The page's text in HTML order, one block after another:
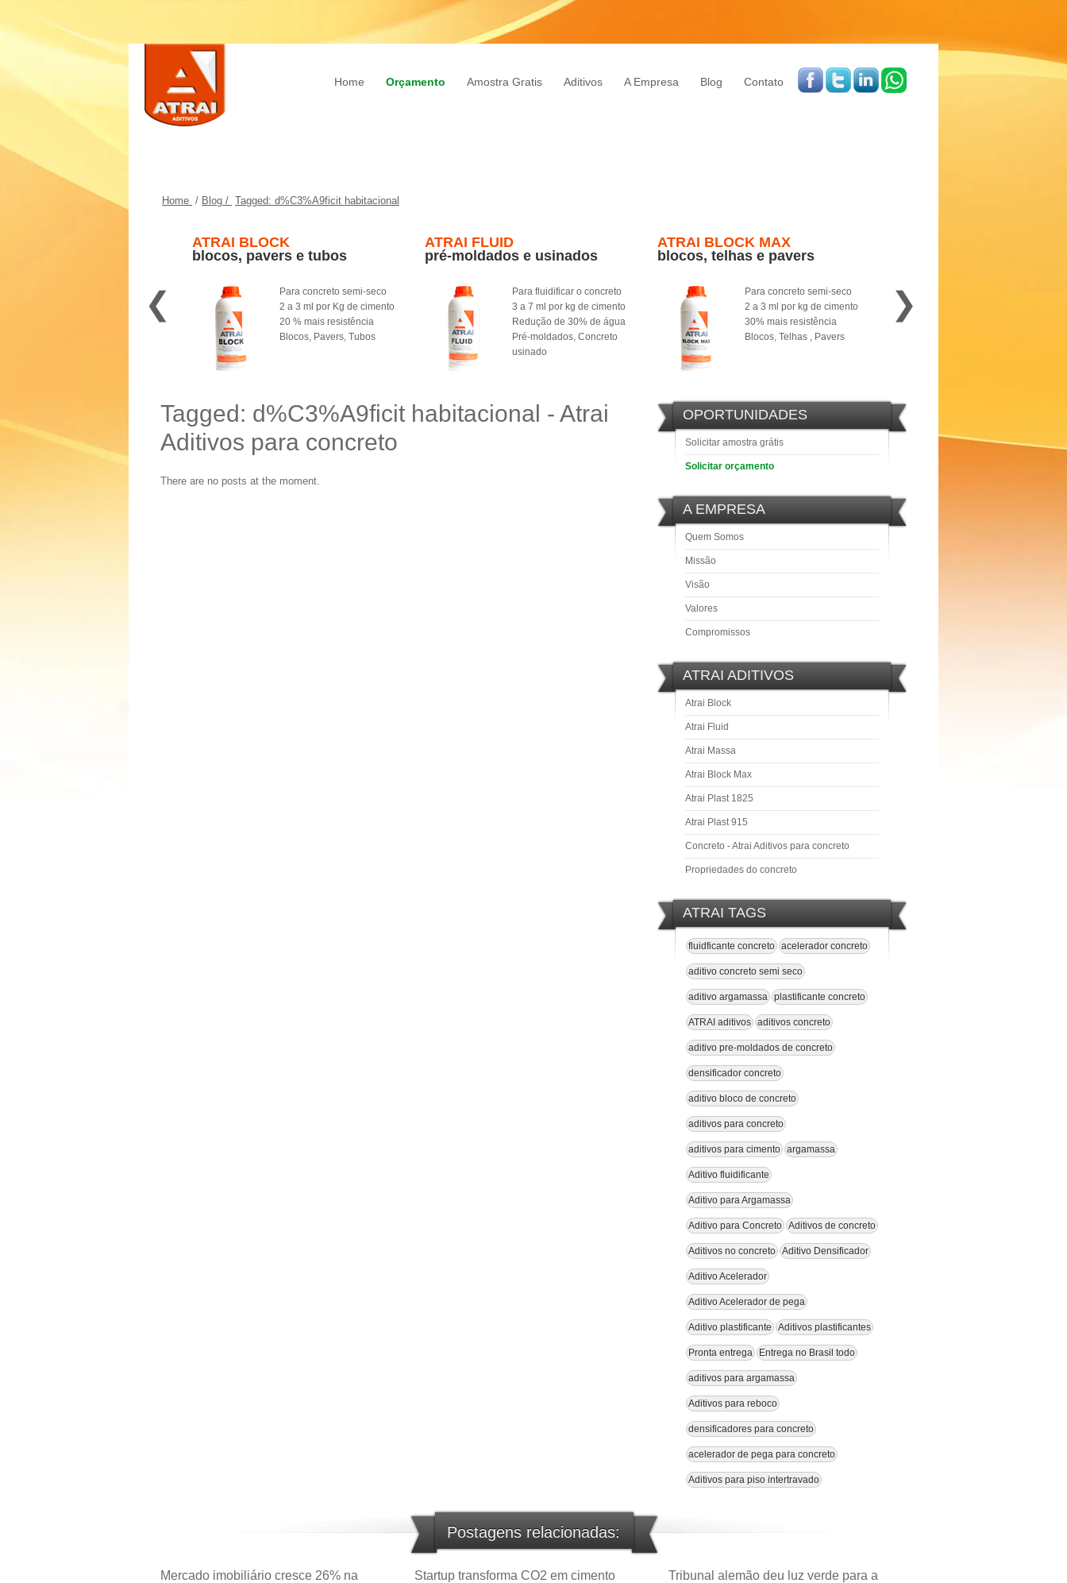
Home Orçamento Amostra Gratis Aditivos A Empresa Blog Contato
Home / Blog / Tagged: d%C3%A9ficit habitacional
ATRAI BLOCK
blocos, pavers e tubos
Para concreto semi-seco
2 a 3 ml por Kg de cimento
20 % mais resistência
Blocos, Pavers, Tubos
ATRAI FLUID
pré-moldados e usinados
Para fluidificar o concreto
3 a 7 ml por kg de cimento
Redução de 30% de água
Pré-moldados, Concreto
usinado
ATRAI BLOCK MAX
blocos, telhas e pavers
Para concreto semi-seco
2 a 3 ml por kg de cimento
30% mais resistência
Blocos, Telhas , Pavers
❮ ❯
Tagged: d%C3%A9ficit habitacional - Atrai
Aditivos para concreto
There are no posts at the moment.
OPORTUNIDADES
Solicitar amostra grátis
Solicitar orçamento
A EMPRESA
Quem Somos
Missão
Visão
Valores
Compromissos
ATRAI ADITIVOS
Atrai Block
Atrai Fluid
Atrai Massa
Atrai Block Max
Atrai Plast 1825
Atrai Plast 915
Concreto - Atrai Aditivos para concreto
Propriedades do concreto
ATRAI TAGS
fluidficante concreto acelerador concreto
aditivo concreto semi seco
aditivo argamassa plastificante concreto
ATRAI aditivos aditivos concreto
aditivo pre-moldados de concreto
densificador concreto
aditivo bloco de concreto
aditivos para concreto
aditivos para cimento argamassa
Aditivo fluidificante
Aditivo para Argamassa
Aditivo para Concreto Aditivos de concreto
Aditivos no concreto Aditivo Densificador
Aditivo Acelerador
Aditivo Acelerador de pega
Aditivo plastificante Aditivos plastificantes
Pronta entrega Entrega no Brasil todo
aditivos para argamassa
Aditivos para reboco
densificadores para concreto
acelerador de pega para concreto
Aditivos para piso intertravado
Postagens relacionadas:
Mercado imobiliário cresce 26% na
Startup transforma CO2 em cimento
Tribunal alemão deu luz verde para a